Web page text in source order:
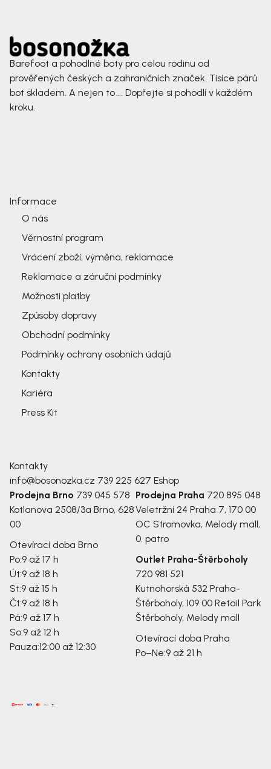
Barefoot a pohodlné boty pro celou rodinu od
prověřených českých a zahraničních značek. Tisíce párů
bot skladem. A nejen to ... Dopřejte si pohodlí v každém
kroku.
Informace
O nás
Věrnostní program
Vrácení zboží, výměna, reklamace
Reklamace a záruční podmínky
Možnosti platby
Způsoby dopravy
Obchodní podmínky
Podmínky ochrany osobních údajů
Kontakty
Kariéra
Press Kit
Kontakty
info@bosonozka.cz 739 225 627 Eshop
Prodejna Brno 739 045 578
Kotlanova 2508/3a Brno, 628
00
Otevírací doba Brno
Po:9 až 17 h
Út:9 až 18 h
St:9 až 15 h
Čt:9 až 18 h
Pá:9 až 17 h
So:9 až 12 h
Pauza:12:00 až 12:30
Prodejna Praha 720 895 048
Veletržní 24 Praha 7, 170 00
OC Stromovka, Melody mall,
0. patro
Outlet Praha-Štěrboholy
720 981 521
Kutnohorská 532 Praha-
Štěrboholy, 109 00 Retail Park
Štěrboholy, Melody mall
Otevírací doba Praha
Po–Ne:9 až 21 h